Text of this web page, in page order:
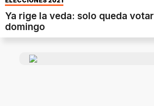
Ya rige la veda: solo queda
domingo